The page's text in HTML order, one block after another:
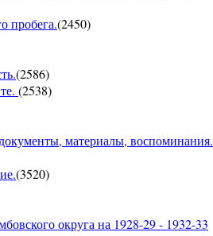
пробега.(2450)
(2586)
(2538)
материалы, воспоминания.
(3520)
округа на 1928-29 - 1932-33